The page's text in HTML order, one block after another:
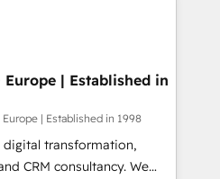
We are on the
been accredited by
CCS, which means we
companies as well the
services: -
Europe | Established in
Europe | Established in 1998
digital transformation,
CRM consultancy. We